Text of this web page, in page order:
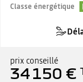
Classe énergétique
prix conseillé
34 150 €